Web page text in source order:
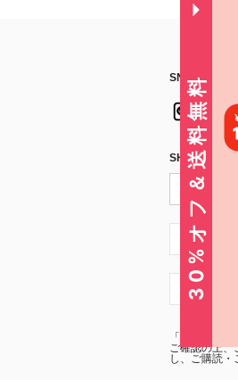
SNSフォロー
SHEIN
JP + 81
JP + 81
「SHEIN
ご確認の上、
し、ご購読・
30%オフ＆送料無料